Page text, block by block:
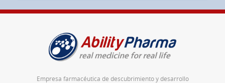
Empresa farmacéutica de descubrimiento y desarrollo